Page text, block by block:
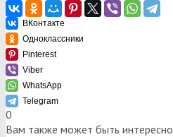
ВКонтакте
Одноклассники
Pinterest
Viber
WhatsApp
Telegram
0
Вам также может быть интересно